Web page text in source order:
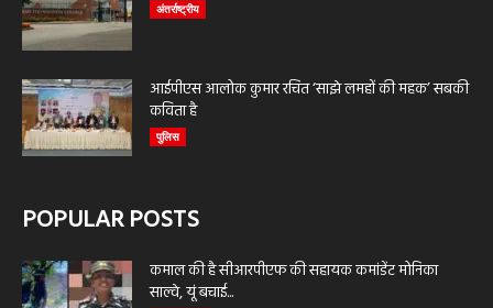
अंतर्राष्ट्रीय
आईपीएस आलोक कुमार रचित ‘साझे लमहों की महक’ सबकी
कविता है
पुलिस
POPULAR POSTS
कमाल की है सीआरपीएफ की सहायक कमांडेंट मोनिका
साल्वे, यूं बचाई...